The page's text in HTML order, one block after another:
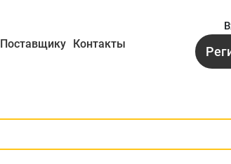
Поставщику Контакты